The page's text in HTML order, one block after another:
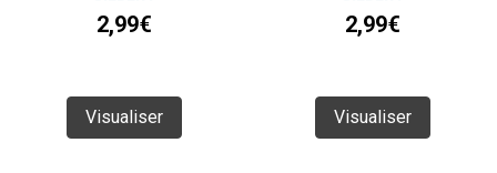
2,99€
Visualiser
2,99€
Visualiser